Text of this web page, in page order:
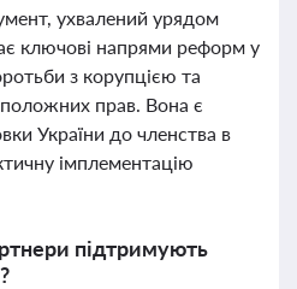
ухвалений урядом
ключові напрями реформ у
з корупцією та
прав. Вона є
України до членства в
імплементацію
підтримують